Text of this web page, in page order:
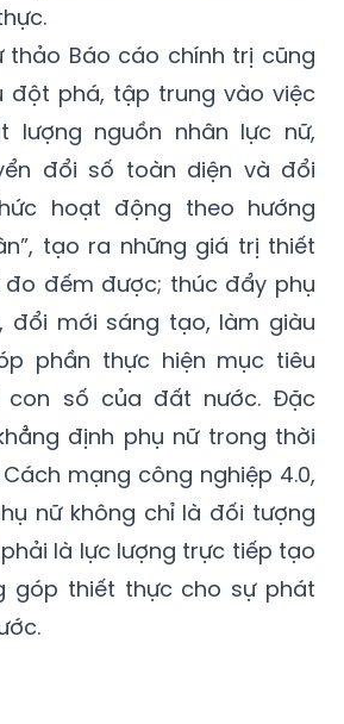
thảo Báo cáo chính trị cũng
đột phá, tập trung vào việc
lượng nguồn nhân lực nữ,
đổi số toàn diện và đổi
hoạt động theo hướng
tạo ra những giá trị thiết
đếm được; thúc đẩy phụ
đổi mới sáng tạo, làm giàu
phần thực hiện mục tiêu
con số của đất nước. Đặc
định phụ nữ trong thời
mạng công nghiệp 4.0,
nữ không chỉ là đối tượng
là lực lượng trực tiếp tạo
góp thiết thực cho sự phát